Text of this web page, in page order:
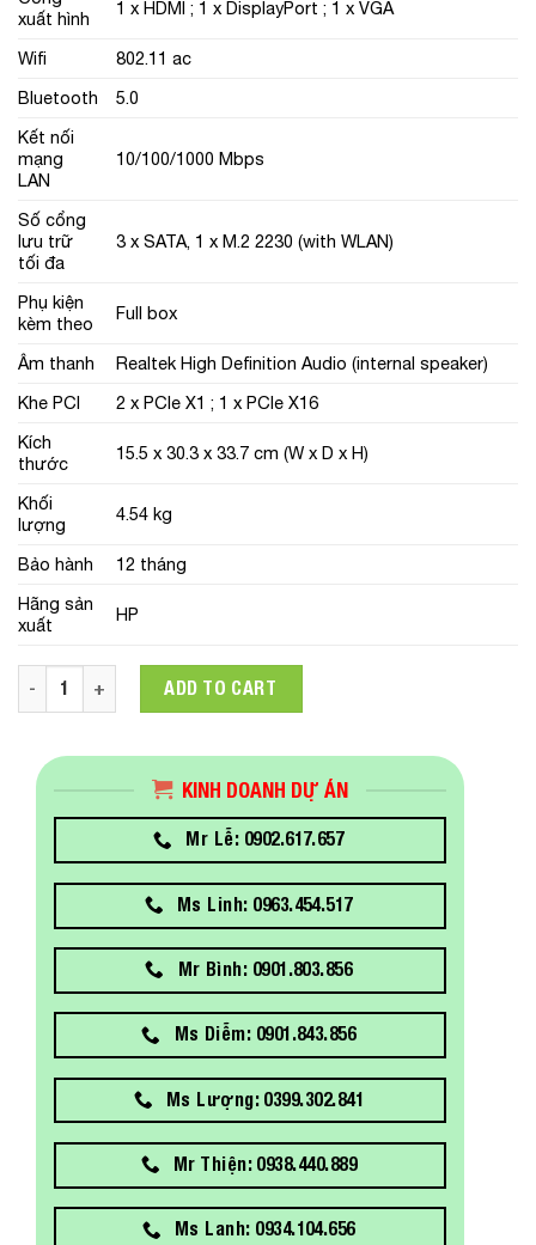
xuất hình
1 x HDMI ; 1 x DisplayPort ; 1 x VGA
Wifi
802.11 ac
Bluetooth
5.0
Kết nối
mạng
LAN
10/100/1000 Mbps
Số cổng
lưu trữ
tối đa
3 x SATA, 1 x M.2 2230 (with WLAN)
Phụ kiện
kèm theo
Full box
Âm thanh
Realtek High Definition Audio (internal speaker)
Khe PCI
2 x PCIe X1 ; 1 x PCIe X16
Kích
thước
15.5 x 30.3 x 33.7 cm (W x D x H)
Khối
lượng
4.54 kg
Bảo hành
12 tháng
Hãng sản
xuất
HP
PC HP ProDesk 400 G7 MT (46L51PA) (i7-10700/8GB RAM/
ADD TO CART
KINH DOANH DỰ ÁN
Mr Lễ: 0902.617.657
Ms Linh: 0963.454.517
Mr Bình: 0901.803.856
Ms Diễm: 0901.843.856
Ms Lượng: 0399.302.841
Mr Thiện: 0938.440.889
Ms Lanh: 0934.104.656